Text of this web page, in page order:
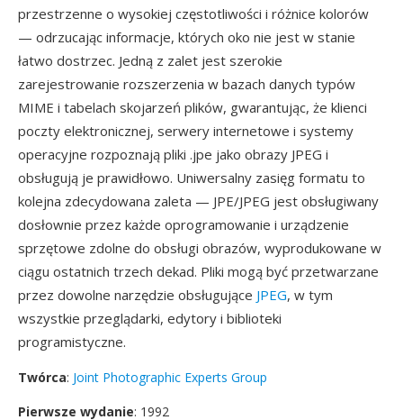
przestrzenne o wysokiej częstotliwości i różnice kolorów
— odrzucając informacje, których oko nie jest w stanie
łatwo dostrzec. Jedną z zalet jest szerokie
zarejestrowanie rozszerzenia w bazach danych typów
MIME i tabelach skojarzeń plików, gwarantując, że klienci
poczty elektronicznej, serwery internetowe i systemy
operacyjne rozpoznają pliki .jpe jako obrazy JPEG i
obsługują je prawidłowo. Uniwersalny zasięg formatu to
kolejna zdecydowana zaleta — JPE/JPEG jest obsługiwany
dosłownie przez każde oprogramowanie i urządzenie
sprzętowe zdolne do obsługi obrazów, wyprodukowane w
ciągu ostatnich trzech dekad. Pliki mogą być przetwarzane
przez dowolne narzędzie obsługujące JPEG, w tym
wszystkie przeglądarki, edytory i biblioteki
programistyczne.
Twórca: Joint Photographic Experts Group
Pierwsze wydanie: 1992